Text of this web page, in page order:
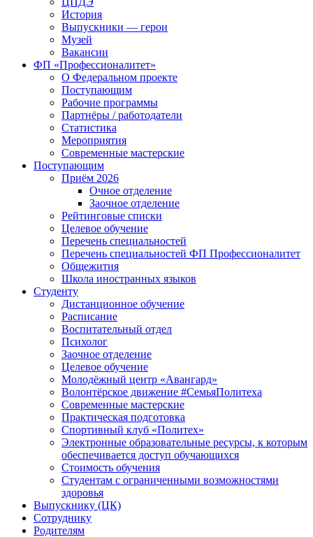
История
Выпускники — герои
Музей
Вакансии
ФП «Профессионалитет»
О Федеральном проекте
Поступающим
Рабочие программы
Партнёры / работодатели
Статистика
Мероприятия
Современные мастерские
Поступающим
Приём 2026
Очное отделение
Заочное отделение
Рейтинговые списки
Целевое обучение
Перечень специальностей
Перечень специальностей ФП Профессионалитет
Общежития
Школа иностранных языков
Студенту
Дистанционное обучение
Расписание
Воспитательный отдел
Психолог
Заочное отделение
Целевое обучение
Молодёжный центр «Авангард»
Волонтёрское движение #СемьяПолитеха
Современные мастерские
Практическая подготовка
Спортивный клуб «Политех»
Электронные образовательные ресурсы, к которым
обеспечивается доступ обучающихся
Стоимость обучения
Студентам с ограниченными возможностями
здоровья
Выпускнику (ЦК)
Сотруднику
Родителям